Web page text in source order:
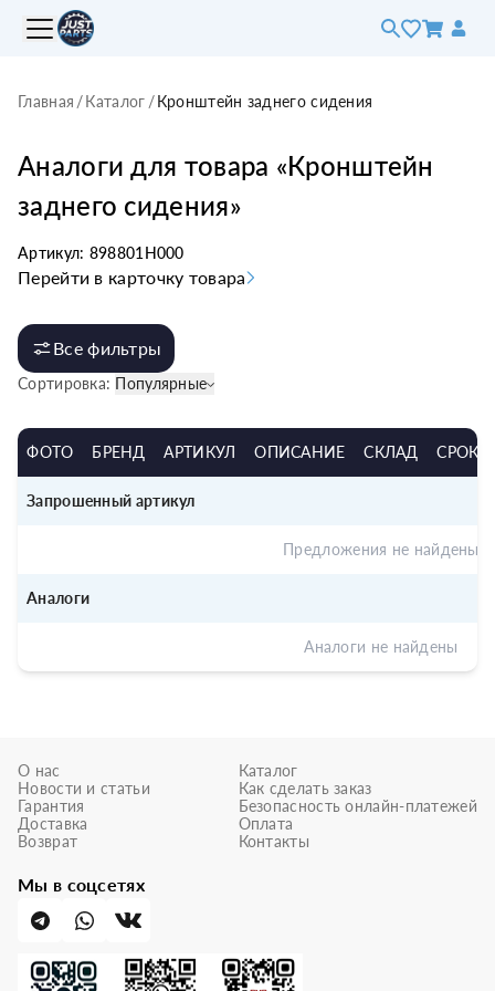
Главная /Каталог /Кронштейн заднего сидения
Аналоги для товара «Кронштейн
заднего сидения»
Артикул: 898801H000
Перейти в карточку товара
Все фильтры
Сортировка: Популярные
ФОТО БРЕНД АРТИКУЛ ОПИСАНИЕ СКЛАД СРОК
Запрошенный артикул
Предложения не найдены
Аналоги
Аналоги не найдены
О нас
Новости и статьи
Гарантия
Доставка
Возврат
Каталог
Как сделать заказ
Безопасность онлайн-платежей
Оплата
Контакты
Мы в соцсетях